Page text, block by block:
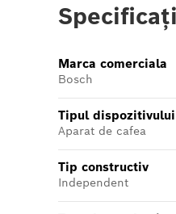
Marca comerciala
Bosch
Tipul dispozitivului
Aparat de cafea
Tip constructiv
Independent